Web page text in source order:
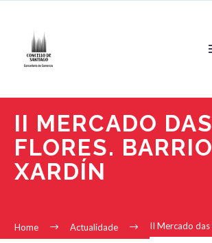
II MERCADO DAS
FLORES. BARRIO
XARDÍN
Home Actualidade II Mercado